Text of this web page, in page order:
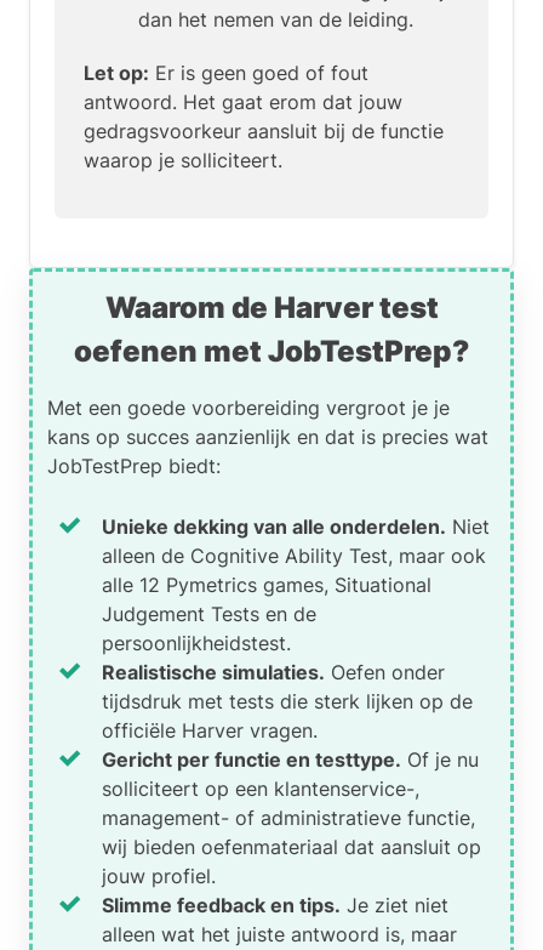
dan het nemen van de leiding.
Let op: Er is geen goed of fout
antwoord. Het gaat erom dat jouw
gedragsvoorkeur aansluit bij de functie
waarop je solliciteert.
Waarom de Harver test
oefenen met JobTestPrep?
Met een goede voorbereiding vergroot je je
kans op succes aanzienlijk en dat is precies wat
JobTestPrep biedt:
Unieke dekking van alle onderdelen. Niet
alleen de Cognitive Ability Test, maar ook
alle 12 Pymetrics games, Situational
Judgement Tests en de
persoonlijkheidstest.
Realistische simulaties. Oefen onder
tijdsdruk met tests die sterk lijken op de
officiële Harver vragen.
Gericht per functie en testtype. Of je nu
solliciteert op een klantenservice-,
management- of administratieve functie,
wij bieden oefenmateriaal dat aansluit op
jouw profiel.
Slimme feedback en tips. Je ziet niet
alleen wat het juiste antwoord is, maar